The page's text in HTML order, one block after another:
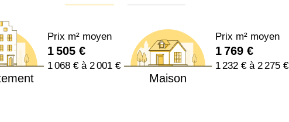
Prix m² moyen
1 505 €
1 068 € à 2 001 €
Maison
Prix m² moyen
1 769 €
1 232 € à 2 275 €